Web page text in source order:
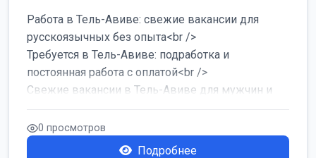
Работа в Тель-Авиве: свежие вакансии для
русскоязычных без опыта<br />
Требуется в Тель-Авиве: подработка и
постоянная работа с оплатой<br />
Свежие вакансии в Тель-Авиве для мужчин и
женщин от хозя...
0 просмотров
Подробнее